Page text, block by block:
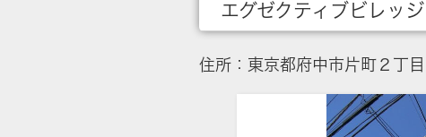
エグゼクティブビレッジ
住所：東京都府中市片町２丁